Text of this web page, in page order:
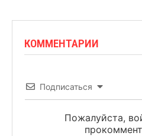
КОММЕНТАРИИ
Подписаться
Пожалуйста,